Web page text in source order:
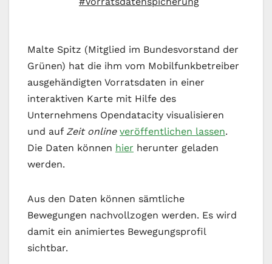
Malte Spitz (Mitglied im Bundesvorstand der
Grünen) hat die ihm vom Mobilfunkbetreiber
ausgehändigten Vorratsdaten in einer
interaktiven Karte mit Hilfe des
Unternehmens Opendatacity visualisieren
und auf Zeit online veröffentlichen lassen.
Die Daten können hier herunter geladen
werden.
Aus den Daten können sämtliche
Bewegungen nachvollzogen werden. Es wird
damit ein animiertes Bewegungsprofil
sichtbar.